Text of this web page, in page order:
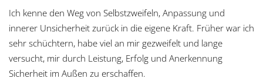
Ich kenne den Weg von Selbstzweifeln, Anpassung und
innerer Unsicherheit zurück in die eigene Kraft. Früher war ich
sehr schüchtern, habe viel an mir gezweifelt und lange
versucht, mir durch Leistung, Erfolg und Anerkennung
Sicherheit im Außen zu erschaffen.